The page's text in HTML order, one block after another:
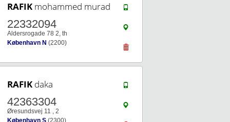
RAFIK mohammed murad
22332094
Aldersrogade 78 2, th
København N (2200)
RAFIK daka
42363304
Øresundsvej 11 , 2
København S (2300)